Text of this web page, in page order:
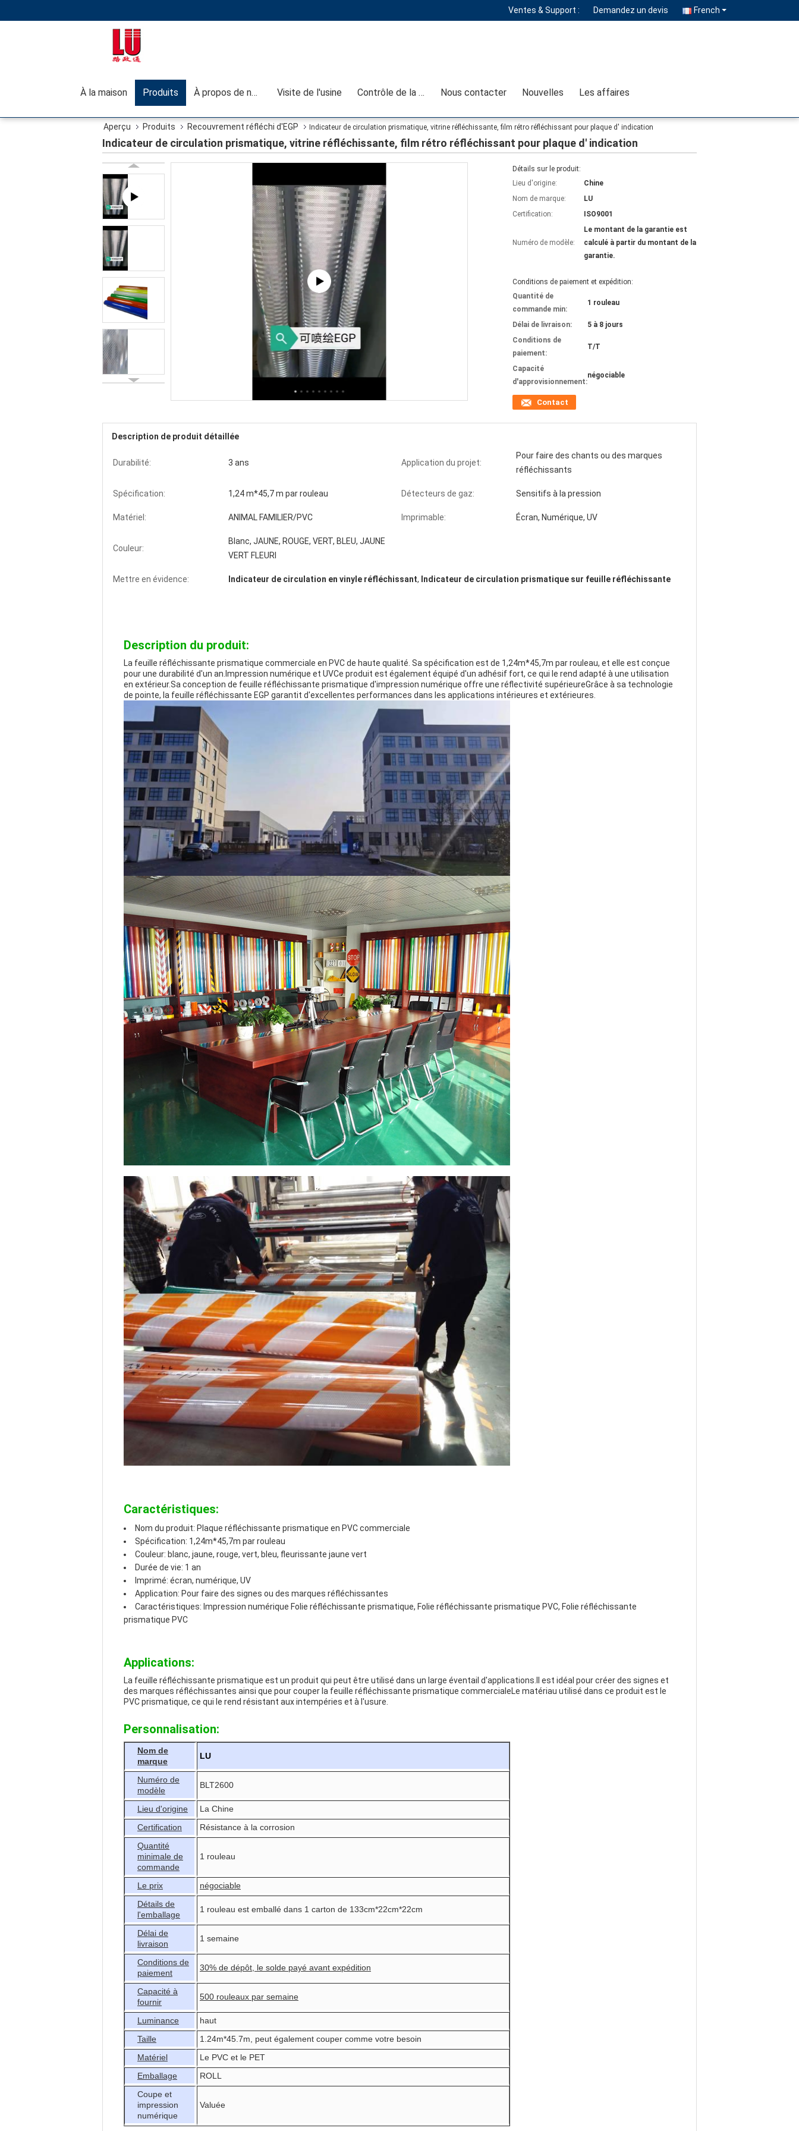
Ventes & Support : Demandez un devis French
À la maison Produits À propos de nous Visite de l'usine Contrôle de la qualité Nous contacter Nouvelles Les affaires
Aperçu Produits Recouvrement réfléchi d'EGP Indicateur de circulation prismatique, vitrine réfléchissante, film rétro réfléchissant pour plaque d' indication
Indicateur de circulation prismatique, vitrine réfléchissante, film rétro réfléchissant pour plaque d' indication
Détails sur le produit:
Lieu d'origine:
Chine
Nom de marque:
LU
Certification:
ISO9001
Numéro de modèle:
Le montant de la garantie est
calculé à partir du montant de la
garantie.
Conditions de paiement et expédition:
Quantité de
commande min:
1 rouleau
Délai de livraison:
5 à 8 jours
Conditions de
paiement:
T/T
Capacité
d'approvisionnement:
négociable
Contact
Description de produit détaillée
Durabilité: 3 ans Application du projet:
Pour faire des chants ou des marques
réfléchissants
Spécification: 1,24 m*45,7 m par rouleau Détecteurs de gaz: Sensitifs à la pression
Matériel: ANIMAL FAMILIER/PVC Imprimable: Écran, Numérique, UV
Couleur:
Blanc, JAUNE, ROUGE, VERT, BLEU, JAUNE
VERT FLEURI
Mettre en évidence: Indicateur de circulation en vinyle réfléchissant, Indicateur de circulation prismatique sur feuille réfléchissante
Description du produit:
La feuille réfléchissante prismatique commerciale en PVC de haute qualité. Sa spécification est de 1,24m*45,7m par rouleau, et elle est conçue
pour une durabilité d'un an.Impression numérique et UVCe produit est également équipé d'un adhésif fort, ce qui le rend adapté à une utilisation
en extérieur.Sa conception de feuille réfléchissante prismatique d'impression numérique offre une réflectivité supérieureGrâce à sa technologie
de pointe, la feuille réfléchissante EGP garantit d'excellentes performances dans les applications intérieures et extérieures.
Caractéristiques:
Nom du produit: Plaque réfléchissante prismatique en PVC commerciale
Spécification: 1,24m*45,7m par rouleau
Couleur: blanc, jaune, rouge, vert, bleu, fleurissante jaune vert
Durée de vie: 1 an
Imprimé: écran, numérique, UV
Application: Pour faire des signes ou des marques réfléchissantes
Caractéristiques: Impression numérique Folie réfléchissante prismatique, Folie réfléchissante prismatique PVC, Folie réfléchissante
prismatique PVC
Applications:
La feuille réfléchissante prismatique est un produit qui peut être utilisé dans un large éventail d'applications.Il est idéal pour créer des signes et
des marques réfléchissantes ainsi que pour couper la feuille réfléchissante prismatique commercialeLe matériau utilisé dans ce produit est le
PVC prismatique, ce qui le rend résistant aux intempéries et à l'usure.
Personnalisation:
Nom de
marque
LU
Numéro de
modèle
BLT2600
Lieu d'origine
La Chine
Certification
Résistance à la corrosion
Quantité
minimale de
commande
1 rouleau
Le prix
négociable
Détails de
l'emballage
1 rouleau est emballé dans 1 carton de 133cm*22cm*22cm
Délai de
livraison
1 semaine
Conditions de
paiement
30% de dépôt, le solde payé avant expédition
Capacité à
fournir
500 rouleaux par semaine
Luminance
haut
Taille
1.24m*45.7m, peut également couper comme votre besoin
Matériel
Le PVC et le PET
Emballage
ROLL
Coupe et
impression
numérique
Valuée